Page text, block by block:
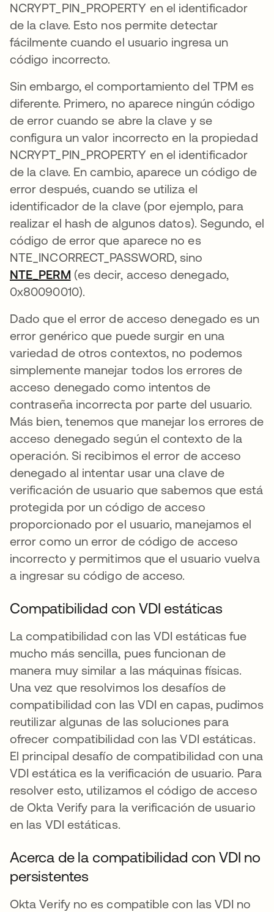
NCRYPT_PIN_PROPERTY en el identificador
de la clave. Esto nos permite detectar
fácilmente cuando el usuario ingresa un
código incorrecto.
Sin embargo, el comportamiento del TPM es
diferente. Primero, no aparece ningún código
de error cuando se abre la clave y se
configura un valor incorrecto en la propiedad
NCRYPT_PIN_PROPERTY en el identificador
de la clave. En cambio, aparece un código de
error después, cuando se utiliza el
identificador de la clave (por ejemplo, para
realizar el hash de algunos datos). Segundo, el
código de error que aparece no es
NTE_INCORRECT_PASSWORD, sino
NTE_PERM se abre en una pestaña nueva
(es decir, acceso denegado,
0x80090010).
Dado que el error de acceso denegado es un
error genérico que puede surgir en una
variedad de otros contextos, no podemos
simplemente manejar todos los errores de
acceso denegado como intentos de
contraseña incorrecta por parte del usuario.
Más bien, tenemos que manejar los errores de
acceso denegado según el contexto de la
operación. Si recibimos el error de acceso
denegado al intentar usar una clave de
verificación de usuario que sabemos que está
protegida por un código de acceso
proporcionado por el usuario, manejamos el
error como un error de código de acceso
incorrecto y permitimos que el usuario vuelva
a ingresar su código de acceso.
Compatibilidad con VDI estáticas
La compatibilidad con las VDI estáticas fue
mucho más sencilla, pues funcionan de
manera muy similar a las máquinas físicas.
Una vez que resolvimos los desafíos de
compatibilidad con las VDI en capas, pudimos
reutilizar algunas de las soluciones para
ofrecer compatibilidad con las VDI estáticas.
El principal desafío de compatibilidad con una
VDI estática es la verificación de usuario. Para
resolver esto, utilizamos el código de acceso
de Okta Verify para la verificación de usuario
en las VDI estáticas.
Acerca de la compatibilidad con VDI no
persistentes
Okta Verify no es compatible con las VDI no